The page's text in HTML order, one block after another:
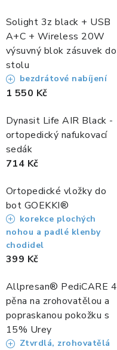
Solight 3z black + USB
A+C + Wireless 20W
výsuvný blok zásuvek do
stolu
bezdrátové nabíjení
1 550 Kč
Dynasit Life AIR Black -
ortopedický nafukovací
sedák
714 Kč
Ortopedické vložky do
bot GOEKKI®
korekce plochých
nohou a padlé klenby
chodidel
399 Kč
Allpresan® PediCARE 4
pěna na zrohovatělou a
popraskanou pokožku s
15% Urey
Ztvrdlá, zrohovatělá